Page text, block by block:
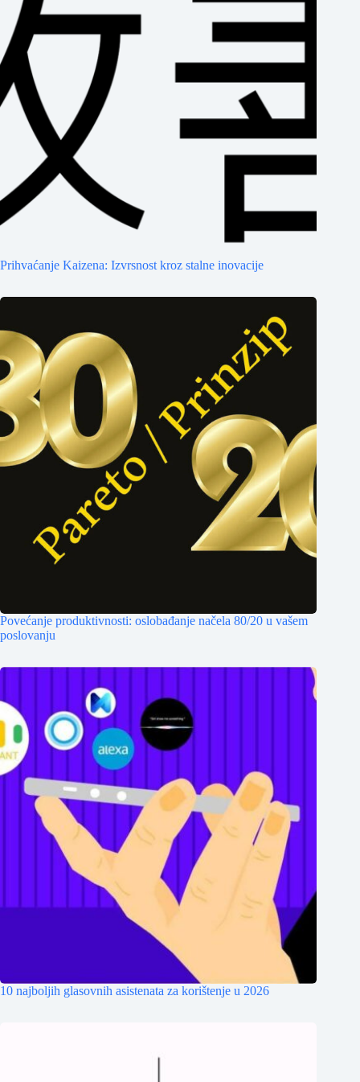
Prihvaćanje Kaizena: Izvrsnost kroz stalne inovacije
Povećanje produktivnosti: oslobađanje načela 80/20 u vašem
poslovanju
10 najboljih glasovnih asistenata za korištenje u 2026